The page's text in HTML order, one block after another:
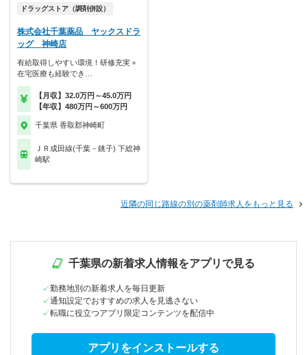
ドラッグストア（調剤併設）
株式会社千葉薬品 ヤックスドラ
ッグ 神崎店
有給取得しやすい環境！研修充実＋
在宅医療も経験でき…
【月収】32.0万円～45.0万円
【年収】480万円～600万円
千葉県 香取郡神崎町
ＪＲ成田線(千葉－銚子) 下総神
崎駅
近隣の同じ路線の別の薬剤師求人をもっと見る
千葉県の新着求人情報をアプリで見る
勤務地別の新着求人を毎日更新
通知設定でおすすめの求人を見逃さない
転職に役立つアプリ限定コンテンツを配信中
アプリをインストールする